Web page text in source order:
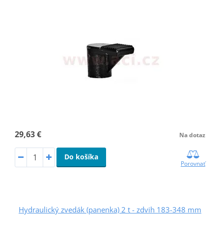
29,63 € Na dotaz
Do košíka
Porovnať
Hydraulický zvedák (panenka) 2 t - zdvih 183-348 mm